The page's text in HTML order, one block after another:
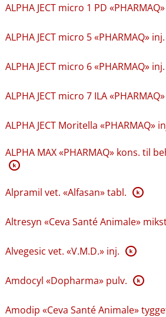
ALPHA JECT micro 1 PD
ALPHA JECT micro 5 «PHARMAQ» inj.
ALPHA JECT micro 6 «PHARMAQ» inj.
ALPHA JECT micro 7 ILA
ALPHA JECT Moritella «PHARMAQ»
ALPHA MAX «PHARMAQ» kons. til
K
Alpramil vet. «Alfasan» tabl. K
Altresyn «Ceva Santé Animale»
Alvegesic vet. «V.M.D.» inj. K
Amdocyl «Dopharma» pulv. K
Amodip «Ceva Santé Animale»